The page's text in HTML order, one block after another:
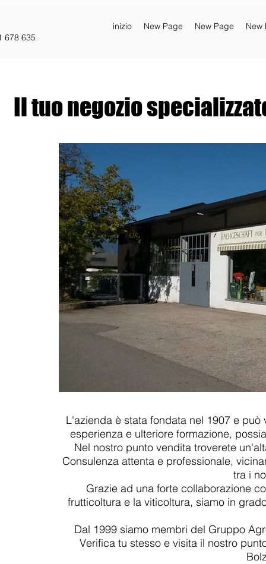
inizio New Page New Page
New
678 635
Il tuo negozio
L'azienda è stata fondata nel 1907 e
esperienza e ulteriore formazione,
Nel nostro punto vendita troverete
Consulenza attenta e professionale,
tra i
Grazie ad una forte collaborazione
frutticoltura e la viticoltura, siamo in
Dal 1999 siamo membri del Gruppo
Verifica tu stesso e visita il nostro